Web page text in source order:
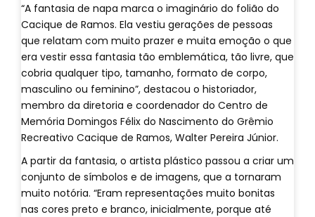
“A fantasia de napa marca o imaginário do folião do
Cacique de Ramos. Ela vestiu gerações de pessoas
que relatam com muito prazer e muita emoção o que
era vestir essa fantasia tão emblemática, tão livre, que
cobria qualquer tipo, tamanho, formato de corpo,
masculino ou feminino”, destacou o historiador,
membro da diretoria e coordenador do Centro de
Memória Domingos Félix do Nascimento do Grêmio
Recreativo Cacique de Ramos, Walter Pereira Júnior.
A partir da fantasia, o artista plástico passou a criar um
conjunto de símbolos e de imagens, que a tornaram
muito notória. “Eram representações muito bonitas
nas cores preto e branco, inicialmente, porque até